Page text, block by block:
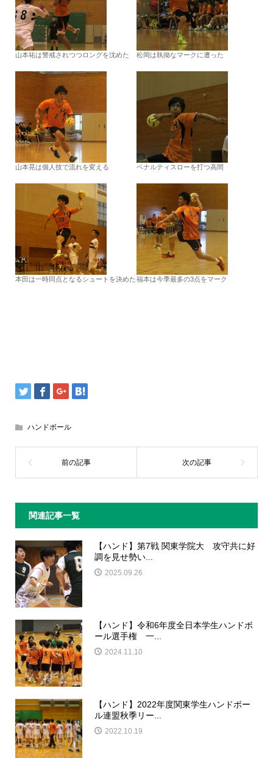
山本祐は警戒されつつロングを沈めた 松岡は執拗なマークに遭った
山本晃は個人技で流れを変える ペナルティスローを打つ高間
本田は一時同点となるシュートを決めた福本は今季最多の3点をマーク
ハンドボール
関連記事一覧
【ハンド】第7戦 関東学院大 攻守共に好
調を見せ勢い...
2025.09.26
【ハンド】令和6年度全日本学生ハンドボ
ール選手権 一...
2024.11.10
【ハンド】2022年度関東学生ハンドボー
ル連盟秋季リー...
2022.10.19